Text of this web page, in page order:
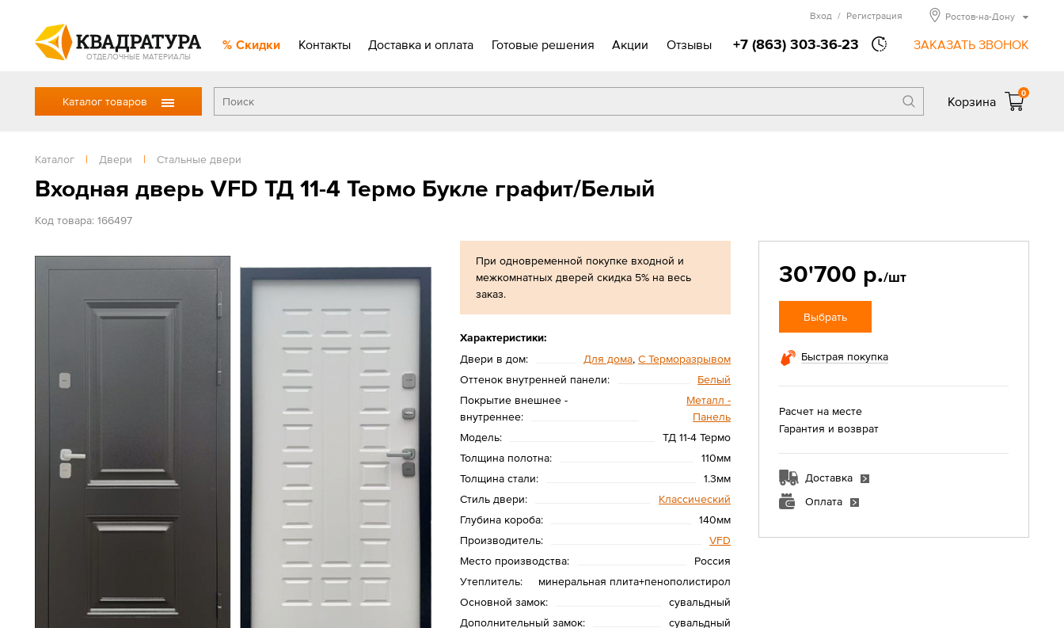
ОТДЕЛОЧНЫЕ МАТЕРИАЛЫ
Скидки Контакты Доставка и оплата Готовые решения Акции Отзывы +7 (863) 303-36-23 ЗАКАЗАТЬ ЗВОНОК
Вход / Регистрация Ростов-на-Дону
Каталог товаров Корзина
0
Каталог | Двери | Стальные двери
Входная дверь VFD ТД 11-4 Термо Букле графит/Белый
Код товара: 166497
При одновременной покупке входной и
межкомнатных дверей скидка 5% на весь
заказ.
Характеристики:
Двери в дом:
Для дома,С Терморазрывом
Оттенок внутренней панели:
Белый
Покрытие внешнее -
внутреннее:
Металл -
Панель
Модель:
ТД 11-4 Термо
Толщина полотна:
110мм
Толщина стали:
1.3мм
Стиль двери:
Классический
Глубина короба:
140мм
Производитель:
VFD
Место производства:
Россия
Утеплитель:
минеральная плита+пенополистирол
Основной замок:
сувальдный
Дополнительный замок:
сувальдный
30'700 р./шт
Выбрать
Быстрая покупка
Расчет на месте
Гарантия и возврат
Доставка
Оплата